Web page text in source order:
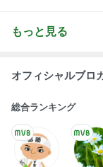
もっと見る
オフィシャルブロ
総合ランキング